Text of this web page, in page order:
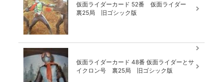
仮面ライダーカード 52番 仮面ライダー
裏25局 旧ゴシック版
仮面ライダーカード 48番 仮面ライダーとサ
イクロン号 裏25局 旧ゴシック版